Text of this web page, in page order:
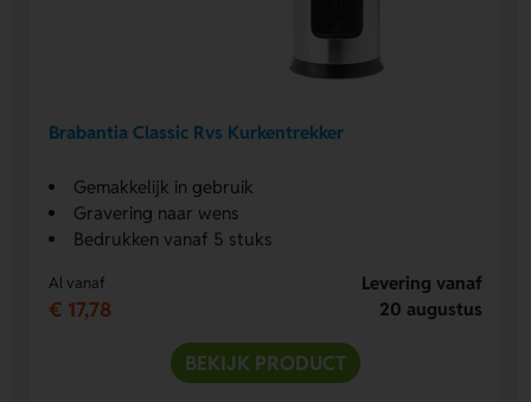
Brabantia Classic Rvs Kurkentrekker
Gemakkelijk in gebruik
Gravering naar wens
Bedrukken vanaf 5 stuks
Al vanaf
€ 17,78
Levering vanaf
20 augustus
BEKIJK PRODUCT